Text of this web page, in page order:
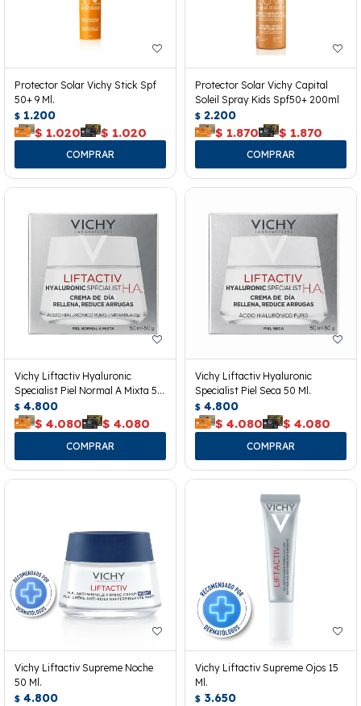
Protector Solar Vichy Stick Spf
50+ 9 Ml.
$ 1.200
$ 1.020 $ 1.020
Protector Solar Vichy Capital
Soleil Spray Kids Spf50+ 200ml
$ 2.200
$ 1.870 $ 1.870
Vichy Liftactiv Hyaluronic
Specialist Piel Normal A Mixta 50
Ml.
$ 4.800
$ 4.080 $ 4.080
Vichy Liftactiv Hyaluronic
Specialist Piel Seca 50 Ml.
$ 4.800
$ 4.080 $ 4.080
Vichy Liftactiv Supreme Noche
50 Ml.
$ 4.800
Vichy Liftactiv Supreme Ojos 15
Ml.
$ 3.650